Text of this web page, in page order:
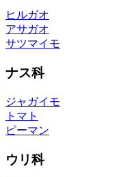
ヒルガオ
アサガオ
サツマイモ
ナス科
ジャガイモ
トマト
ピーマン
ウリ科